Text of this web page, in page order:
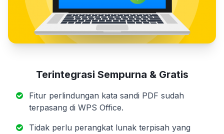
Terintegrasi Sempurna & Gratis
Fitur perlindungan kata sandi PDF sudah
terpasang di WPS Office.
Tidak perlu perangkat lunak terpisah yang